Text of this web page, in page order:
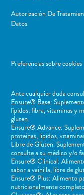
Autorización De
Datos
Preferencias sobre cookies
Ante cualquier duda
Ensure® Base:
lípidos, fibra, vitaminas y
gluten.
Ensure® Advance:
proteínas, lípidos,
Libre de Gluten.
consulte a su médico y/o
Ensure® Clinical:
sabor a vainilla, libre de
Ensure® Plus: Alimento
nutricionalmente